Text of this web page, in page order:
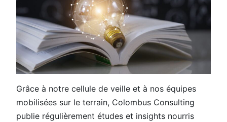
Grâce à notre cellule de veille et à nos équipes
mobilisées sur le terrain, Colombus Consulting
publie régulièrement études et insights nourris